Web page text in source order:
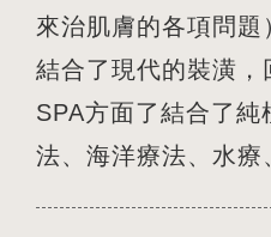
來治肌膚的各項問
結合了現代的裝潢
SPA方面了結合了純
法、海洋療法、水療